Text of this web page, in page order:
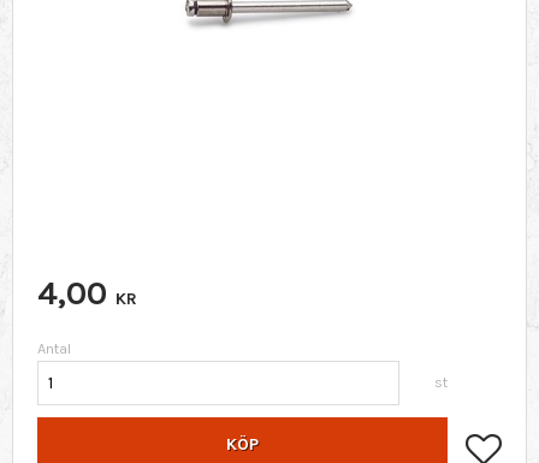
4,00 KR
Antal
st
KÖP